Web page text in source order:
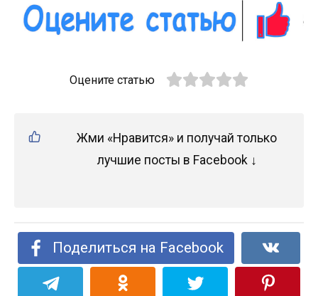
Оцените статью
Жми «Нравится» и получай только
лучшие посты в Facebook ↓
Поделиться на Facebook